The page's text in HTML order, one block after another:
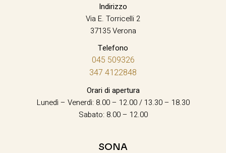
Indirizzo
Via E. Torricelli 2
37135 Verona
Telefono
045 509326
347 4122848
Orari di apertura
Lunedì – Venerdì: 8.00 – 12.00 / 13.30 – 18.30
Sabato: 8.00 – 12.00
SONA